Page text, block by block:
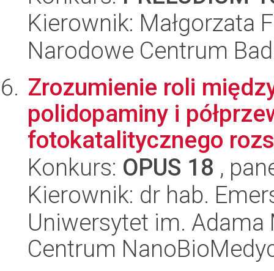
Kierownik: Małgorzata
Narodowe Centrum
Zrozumienie roli
polidopaminy i
fotokatalitycznego
Konkurs: OPUS 18 ,
Kierownik: dr hab.
Uniwersytet im.
Centrum